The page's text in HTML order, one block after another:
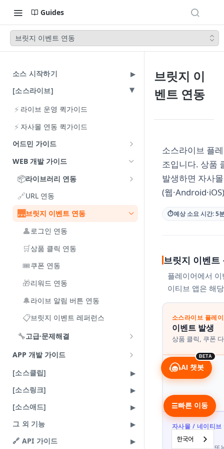
Guides
브릿지 이벤트 연동
소스 시작하기
[소스라이브]
⚡ 라이브 운영 퀵가이드
⚡ 자사몰 연동 퀵가이드
어드민 가이드
계정과 기본 설정
라이브 준비하기
상품 등록과 관리하기
라이브 편성하기
라이브 송출하기
라이브콘솔로 라이브 운영하기
표
이벤트 - 리워드
실시간 통계와 위젯 설정
프롬프터
AI 활용 기능
라이브 중 알아두기
라이브 종료하기
VOD 관리와 ReLive 편성하기
ReLive 편성과 관리
분석하기
VOD
채널(FC) 설정
사용량 조회
방송 운영 정보 설정하기
파일 관리 사용하기
라이브 운영하기
WEB 개발 가이드
📦라이브러리 연동
📦라이브러리 설치
🔐사용자 인증
🪄 플로팅 플레이어
📋 라이브러리 파라미터 레퍼런스
🔗URL 연동
🌉브릿지 이벤트 연동
👤로그인 연동
🛒상품 클릭 연동
🎟️쿠폰 연동
🎁리워드 연동
🔔라이브 알림 버튼 연동
📋브릿지 이벤트 레퍼런스
🔧고급·문제해결
🖼️iframe 연동 가이드
📝 릴리즈 노트
APP 개발 가이드
Appsflyer 연동
Flutter WebView Bridge 설정 가이드
React Native PIP(Picture-in-Picture)
구현 가이드
Android 웹뷰 연동
[소스클립]
[소스링크]
[소스애드]
그 외 기능
🔗 API 가이드
브릿지 이
벤트 연동
소스라이브 플
조입니다. 상품
발생하면 자사
(웹
⏱예상 소요 시간: 5
브릿지 이벤트
플레이어에서
이티브 앱은 해
소스라이브 플레
이벤트 발생
상품 클릭, 쿠폰
자사몰 / 네이티브
이벤트 처리
☰빠른 이동
BETA
AI 챗봇
한국어